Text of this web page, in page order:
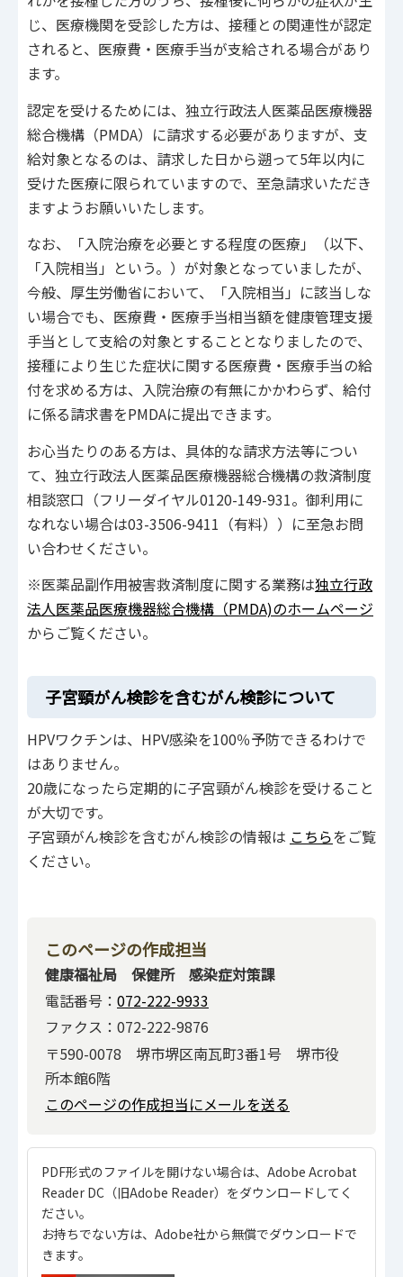
じ、医療機関を受診した方は、接種との関連性が認定
されると、医療費・医療手当が支給される場合があり
ます。
認定を受けるためには、独立行政法人医薬品医療機器
総合機構（PMDA）に請求する必要がありますが、支
給対象となるのは、請求した日から遡って5年以内に
受けた医療に限られていますので、至急請求いただき
ますようお願いいたします。
なお、「入院治療を必要とする程度の医療」（以下、
「入院相当」という。）が対象となっていましたが、
今般、厚生労働省において、「入院相当」に該当しな
い場合でも、医療費・医療手当相当額を健康管理支援
手当として支給の対象とすることとなりましたので、
接種により生じた症状に関する医療費・医療手当の給
付を求める方は、入院治療の有無にかかわらず、給付
に係る請求書をPMDAに提出できます。
お心当たりのある方は、具体的な請求方法等につい
て、独立行政法人医薬品医療機器総合機構の救済制度
相談窓口（フリーダイヤル0120-149-931。御利用に
なれない場合は03-3506-9411（有料））に至急お問
い合わせください。
※医薬品副作用被害救済制度に関する業務は独立行政
法人医薬品医療機器総合機構（PMDA)のホームページ
からご覧ください。
子宮頸がん検診を含むがん検診について
HPVワクチンは、HPV感染を100％予防できるわけで
はありません。
20歳になったら定期的に子宮頸がん検診を受けること
が大切です。
子宮頸がん検診を含むがん検診の情報は こちらをご覧
ください。
このページの作成担当
健康福祉局 保健所 感染症対策課
電話番号： 072-222-9933
ファクス：072-222-9876
〒590-0078 堺市堺区南瓦町3番1号 堺市役
所本館6階
このページの作成担当にメールを送る
PDF形式のファイルを開けない場合は、Adobe Acrobat
Reader DC（旧Adobe Reader）をダウンロードしてく
ださい。
お持ちでない方は、Adobe社から無償でダウンロードで
きます。